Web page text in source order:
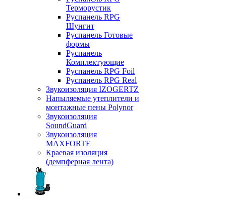
Терморустик
Руспанель RPG
Шунгит
Руспанель Готовые
формы
Руспанель
Комплектующие
Руспанель RPG Foil
Руспанель RPG Real
Звукоизоляция IZOGERTZ
Напыляемые утеплители и
монтажные пены Polynor
Звукоизоляция
SoundGuard
Звукоизоляция
MAXFORTE
Краевая изоляция
(демпферная лента)